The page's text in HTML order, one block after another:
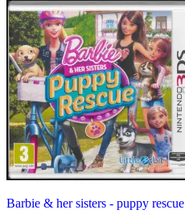
Barbie & her sisters - puppy rescue